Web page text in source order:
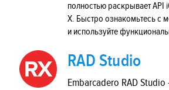
полностью раскрывает API
X. Быстро ознакомьтесь с
и используйте
RAD Studio
Embarcadero RAD Studio